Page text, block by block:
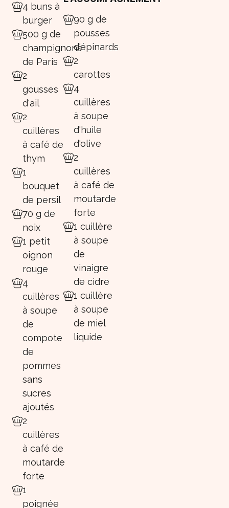
4 buns à
burger
500 g de
champignons
de Paris
2
gousses
d'ail
2
cuillères
à café de
thym
1
bouquet
de persil
70 g de
noix
1 petit
oignon
rouge
4
cuillères
à soupe
de
compote
de
pommes
sans
sucres
ajoutés
2
cuillères
à café de
moutarde
forte
1
poignée
90 g de
pousses
d'épinards
2
carottes
4
cuillères
à soupe
d'huile
d'olive
2
cuillères
à café de
moutarde
forte
1 cuillère
à soupe
de
vinaigre
de cidre
1 cuillère
à soupe
de miel
liquide